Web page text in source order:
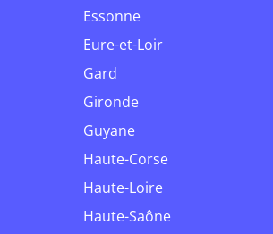
Essonne
Eure-et-Loir
Gard
Gironde
Guyane
Haute-Corse
Haute-Loire
Haute-Saône